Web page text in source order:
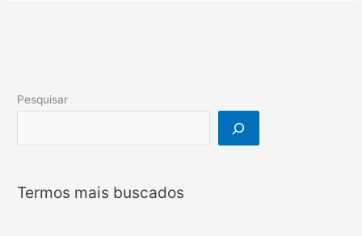
o
Pesquisar
Termos mais buscados